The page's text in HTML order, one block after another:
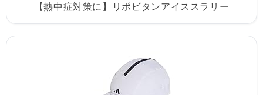
【熱中症対策に】リポビタンアイススラリー